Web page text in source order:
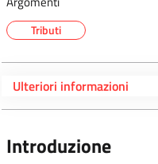
Tributi
Ulteriori informazioni
Introduzione